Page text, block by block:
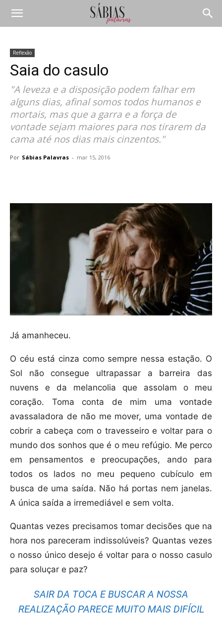
Reflexão
Saia do casulo
"A leveza e a disposição podem falhar em
alguns dias, afinal somos todos humanos e
mortais, mas que a garra e a força de
vontade sejam maiores para nos tirarem da
cama até nos dias mais cinzentos."
Por Sábias Palavras - mar 15, 2016
Já amanheceu.
O céu está cinza como sempre nessa estação. O
Sol não consegue ultrapassar a barreira das
nuvens e da melancolia que assolam o meu
coração. Toma conta de mim uma vontade
avassaladora de não me mover, uma vontade de
cobrir a cabeça com o travesseiro e voltar para o
mundo dos sonhos que é o meu refúgio. Me perco
em pensamentos e preocupações, ando para
todos os lados no meu pequeno cubículo em
busca de uma saída. Não há portas nem janelas.
A única saída a irremediável e sem volta.
Quantas vezes precisamos tomar decisões que na
hora nos pareceram indissolúveis? Quantas vezes
o nosso único desejo é voltar para o nosso casulo
para soluçar e paz?
SAIR DA TOCA E BUSCAR A NOSSA
REALIZAÇÃO PARECE MUITO MAIS DIFÍCIL